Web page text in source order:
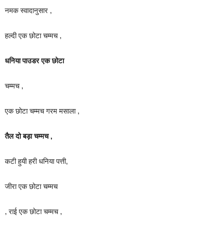
नमक स्वादानुसार ,
हल्दी एक छोटा चम्मच ,
धनिया पाउडर एक छोटा
चम्मच ,
एक छोटा चम्मच गरम मसाला ,
तैल दो बड़ा चम्मच ,
कटी हुयी हरी धनिया पत्ती,
जीरा एक छोटा चम्मच
, राई एक छोटा चम्मच ,